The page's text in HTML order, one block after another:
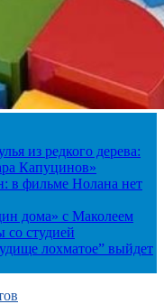
из редкого дерева:
Капуцинов»
в фильме Нолана нет
дома» с Маколеем
со студией
лохматое” выйдет